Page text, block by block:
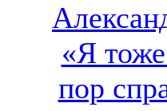
«Я
пор